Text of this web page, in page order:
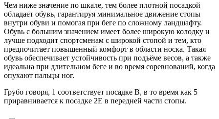
Чем ниже значение по шкале, тем более плотной посадкой
обладает обувь, гарантируя минимальное движение стопы
внутри обуви и помогая при беге по сложному ландшафту.
Обувь с большим значением имеет более широкую колодку и
лучше подходит спортсменам с широкой стопой и тем, кто
предпочитает повышенный комфорт в области носка. Такая
обувь обеспечивает устойчивость при подъёме весов, а также
идеальна при длительном беге и во время соревнований, когда
опухают пальцы ног.
Грубо говоря, 1 соответствует посадке В, в то время как 5
приравнивается к посадке 2E в передней части стопы.